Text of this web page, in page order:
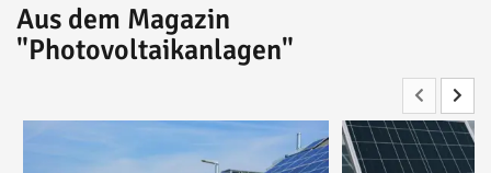
Aus dem Magazin
"Photovoltaikanlagen"